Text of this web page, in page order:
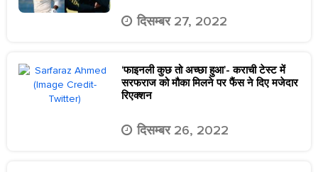
दिसम्बर 27, 2022
‘फाइनली कुछ तो अच्छा हुआ’- कराची टेस्ट में
सरफराज को मौका मिलने पर फैंस ने दिए मजेदार
रिएक्शन
दिसम्बर 26, 2022